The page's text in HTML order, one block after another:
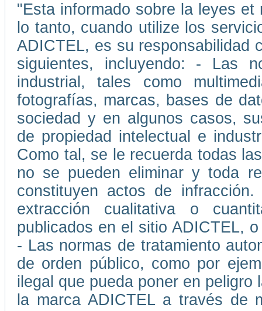
"Esta informado sobre la leyes
lo tanto, cuando utilize los
ADICTEL, es su responsabilidad
siguientes, incluyendo: - Las
industrial, tales como
fotografías, marcas, bases de
sociedad y en algunos casos,
de propiedad intelectual e
Como tal, se le recuerda todas
no se pueden eliminar y toda
constituyen actos de
extracción cualitativa o
publicados en el sitio ADICTEL,
- Las normas de tratamiento
de orden público, como por
ilegal que pueda poner en
la marca ADICTEL a través de